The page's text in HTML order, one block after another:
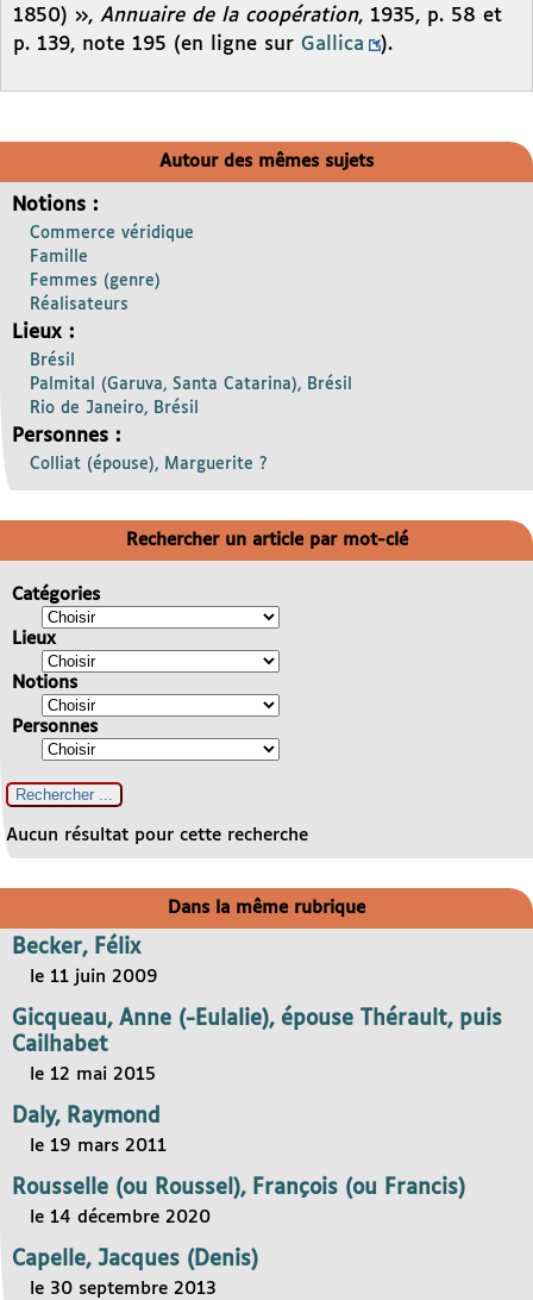
1850) », Annuaire de la coopération, 1935, p. 58 et
p. 139, note 195 (en ligne sur Gallica ).
Autour des mêmes sujets
Notions :
Commerce véridique
Famille
Femmes (genre)
Réalisateurs
Lieux :
Brésil
Palmital (Garuva, Santa Catarina), Brésil
Rio de Janeiro, Brésil
Personnes :
Colliat (épouse), Marguerite ?
Rechercher un article par mot-clé
Catégories
Lieux
Notions
Personnes
Aucun résultat pour cette recherche
Dans la même rubrique
Becker, Félix
le 11 juin 2009
Gicqueau, Anne (-Eulalie), épouse Thérault, puis
Cailhabet
le 12 mai 2015
Daly, Raymond
le 19 mars 2011
Rousselle (ou Roussel), François (ou Francis)
le 14 décembre 2020
Capelle, Jacques (Denis)
le 30 septembre 2013